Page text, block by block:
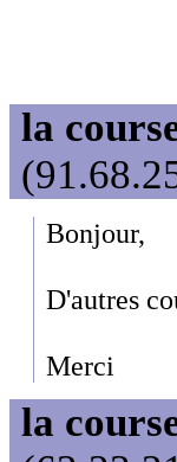
la
Bonjour,
D'autres
Merci
la